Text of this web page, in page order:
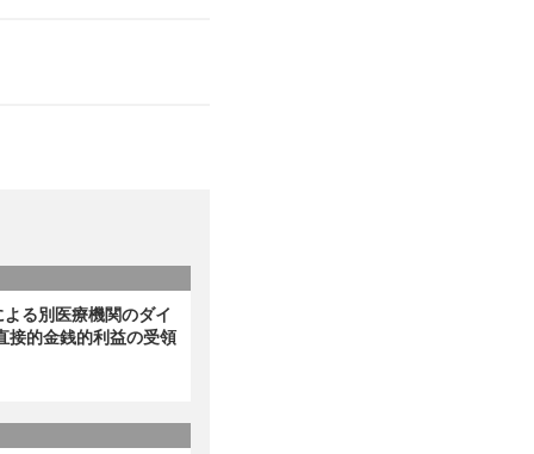
る別医療機関のダイ
接的金銭的利益の受領